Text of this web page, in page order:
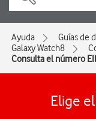
Ayuda Guías de
Galaxy Watch8
Consulta el número
Elige